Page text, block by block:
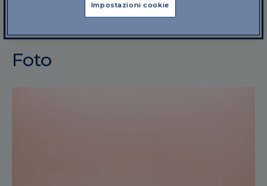
Foto
Impostazioni cookie